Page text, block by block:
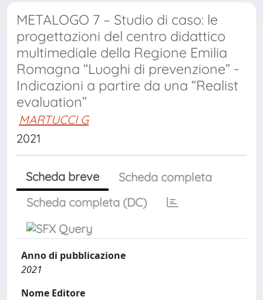
METALOGO 7 – Studio di caso: le
progettazioni del centro didattico
multimediale della Regione Emilia
Romagna “Luoghi di prevenzione” -
Indicazioni a partire da una “Realist
evaluation”
MARTUCCI G
2021
Scheda breve
Scheda completa
Scheda completa (DC)
Anno di pubblicazione
2021
Nome Editore